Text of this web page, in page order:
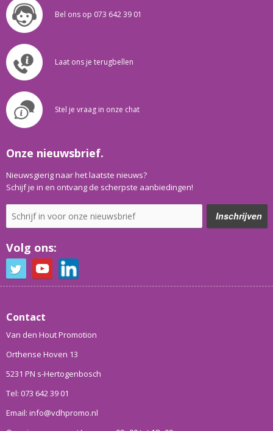
Bel ons op 073 642 39 01
Laat ons je terugbellen
Stel je vraag in onze chat
Onze nieuwsbrief.
Nieuwsgierig naar het laatste nieuws?
Schijf je in en ontvang de scherpste aanbiedingen!
Volg ons:
Contact
Van den Hout Promotion
Orthense Hoven 13
5231 PN s-Hertogenbosch
Tel: 073 642 39 01
Email: info@vdhpromo.nl